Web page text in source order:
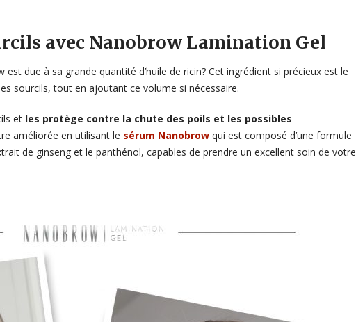
avec Nanobrow Lamination Gel
due à sa grande quantité d’huile de ricin? Cet ingrédient si précieux est le
sourcils, tout en ajoutant ce volume si nécessaire.
et les protège contre la chute des poils et les possibles
améliorée en utilisant le sérum Nanobrow qui est composé d’une formule
de ginseng et le panthénol, capables de prendre un excellent soin de votre